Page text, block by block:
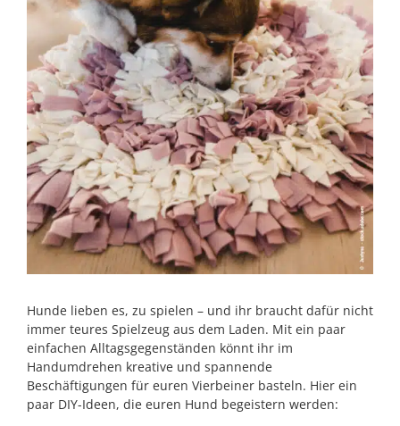
Hunde lieben es, zu spielen – und ihr braucht dafür nicht
immer teures Spielzeug aus dem Laden. Mit ein paar
einfachen Alltagsgegenständen könnt ihr im
Handumdrehen kreative und spannende
Beschäftigungen für euren Vierbeiner basteln. Hier ein
paar DIY-Ideen, die euren Hund begeistern werden: